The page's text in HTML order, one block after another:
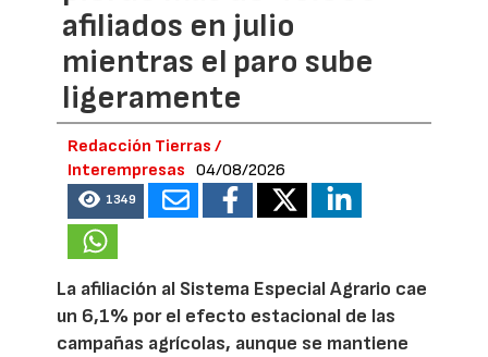
afiliados en julio
mientras el paro sube
ligeramente
Redacción Tierras /
Interempresas
04/08/2026
1349
La afiliación al Sistema Especial Agrario cae
un 6,1% por el efecto estacional de las
campañas agrícolas, aunque se mantiene